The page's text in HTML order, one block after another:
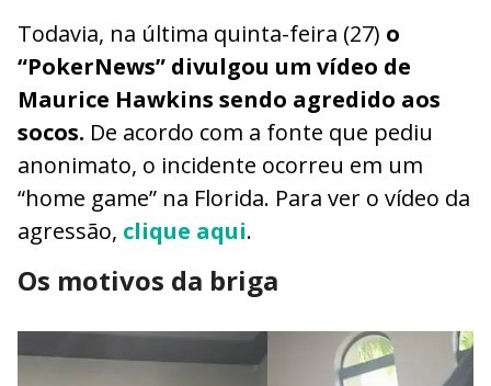
Todavia, na última quinta-feira (27) o
“PokerNews” divulgou um vídeo de
Maurice Hawkins sendo agredido aos
socos. De acordo com a fonte que pediu
anonimato, o incidente ocorreu em um
“home game” na Florida. Para ver o vídeo da
agressão, clique aqui.
Os motivos da briga